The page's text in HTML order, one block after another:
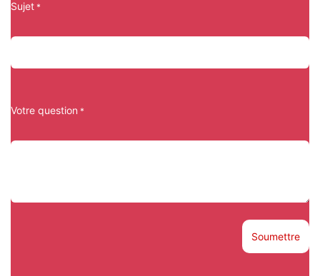
Sujet *
Votre question *
Soumettre